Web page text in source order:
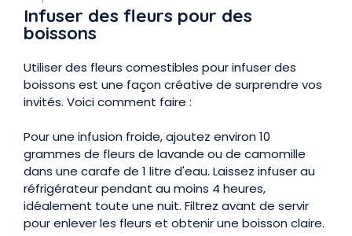
Infuser des fleurs pour des
boissons
Utiliser des fleurs comestibles pour infuser des
boissons est une façon créative de surprendre vos
invités. Voici comment faire :
Pour une infusion froide, ajoutez environ 10
grammes de fleurs de lavande ou de camomille
dans une carafe de 1 litre d'eau. Laissez infuser au
réfrigérateur pendant au moins 4 heures,
idéalement toute une nuit. Filtrez avant de servir
pour enlever les fleurs et obtenir une boisson claire.